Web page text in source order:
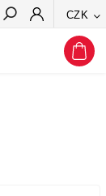
CZK
Hledat